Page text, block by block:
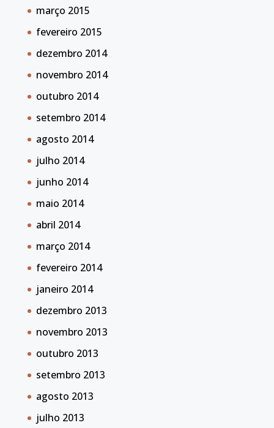
março 2015
fevereiro 2015
dezembro 2014
novembro 2014
outubro 2014
setembro 2014
agosto 2014
julho 2014
junho 2014
maio 2014
abril 2014
março 2014
fevereiro 2014
janeiro 2014
dezembro 2013
novembro 2013
outubro 2013
setembro 2013
agosto 2013
julho 2013